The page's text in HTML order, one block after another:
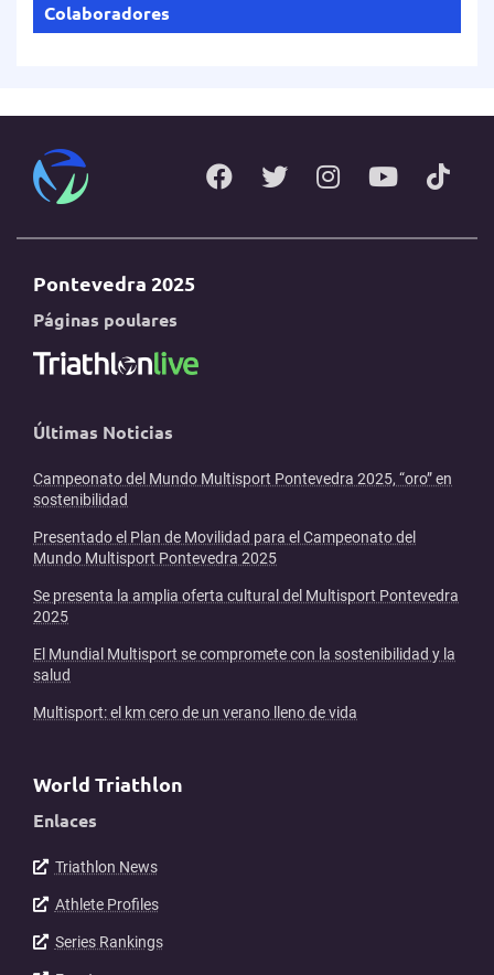
Colaboradores
Pontevedra 2025
Páginas poulares
Últimas Noticias
Campeonato del Mundo Multisport Pontevedra 2025, “oro” en
sostenibilidad
Presentado el Plan de Movilidad para el Campeonato del
Mundo Multisport Pontevedra 2025
Se presenta la amplia oferta cultural del Multisport Pontevedra
2025
El Mundial Multisport se compromete con la sostenibilidad y la
salud
Multisport: el km cero de un verano lleno de vida
World Triathlon
Enlaces
Triathlon News
Athlete Profiles
Series Rankings